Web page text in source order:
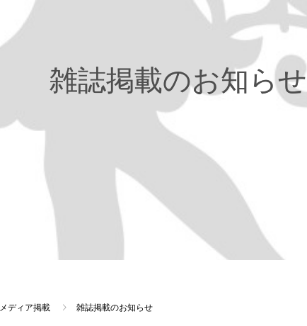
雑誌掲載のお知らせ
メディア掲載 雑誌掲載のお知らせ